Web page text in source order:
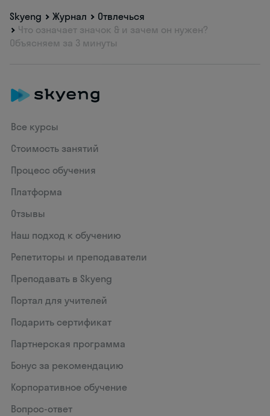
Skyeng Журнал
Отвлечься
Что означает значок & и зачем он нужен?
Объясняем за 3 минуты
Все курсы
Стоимость занятий
Процесс обучения
Платформа
Отзывы
Наш подход к обучению
Репетиторы и преподаватели
Преподавать в Skyeng
Портал для учителей
Подарить сертификат
Партнерская программа
Бонус за рекомендацию
Корпоративное обучение
Вопрос-ответ